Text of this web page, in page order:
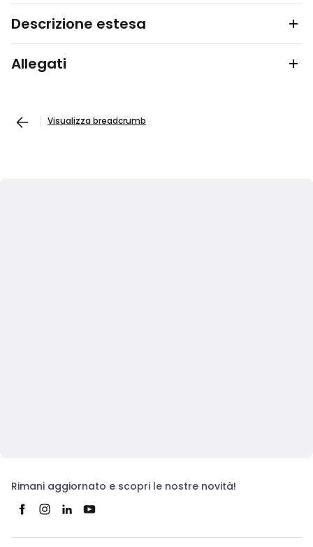
Descrizione estesa
Allegati
Visualizza breadcrumb
Rimani aggiornato e scopri le nostre novità!